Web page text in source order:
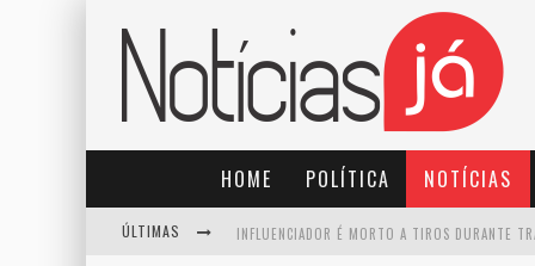
HOME POLÍTICA NOTÍCIAS
ÚLTIMAS